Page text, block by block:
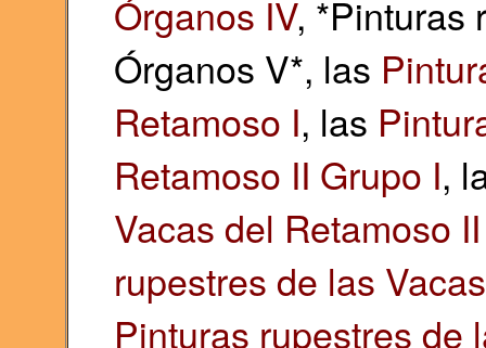
Órganos IV, *Pinturas
Órganos V*, las
Retamoso I, las
Retamoso II Grupo I,
Vacas del Retamoso
rupestres de las
Pinturas rupestres de